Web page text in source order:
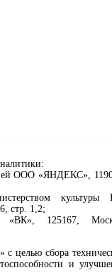
ООО «ЯНДЕКС»,
культуры
стр. 1,2;
«ВК», 125167,
с целью сбора
и